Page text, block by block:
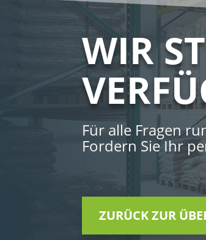
WIR
Für alle Fragen
Fordern Sie Ihr
ZURÜCK ZUR